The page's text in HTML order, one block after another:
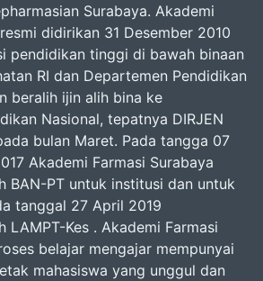
Surabaya. Akademi
didirikan 31 Desember 2010
pendidikan tinggi di bawah binaan
RI dan Departemen Pendidikan
beralih ijin alih bina ke
Nasional, tepatnya DIRJEN
bulan Maret. Pada tangga 07
Akademi Farmasi Surabaya
BAN-PT untuk institusi dan untuk
tanggal 27 April 2019
LAMPT-Kes . Akademi Farmasi
belajar mengajar mempunyai
mahasiswa yang unggul dan